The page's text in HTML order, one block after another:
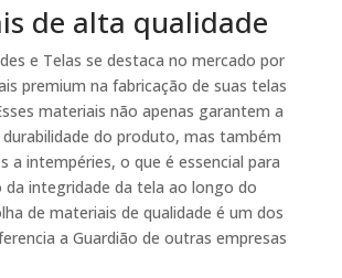
de alta qualidade
e Telas se destaca no mercado por
premium na fabricação de suas telas
materiais não apenas garantem a
do produto, mas também
a intempéries, o que é essencial para
da integridade da tela ao longo do
de materiais de qualidade é um dos
a Guardião de outras empresas